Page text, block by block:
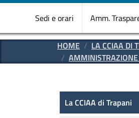
Sedi e orari Amm.
HOME LA CCIAA DI
La CCIAA di
La CCIAA di Trapani